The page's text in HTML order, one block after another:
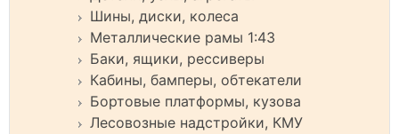
Шины, диски, колеса
Металлические рамы 1:43
Баки, ящики, рессиверы
Кабины, бамперы, обтекатели
Бортовые платформы, кузова
Лесовозные надстройки, КМУ